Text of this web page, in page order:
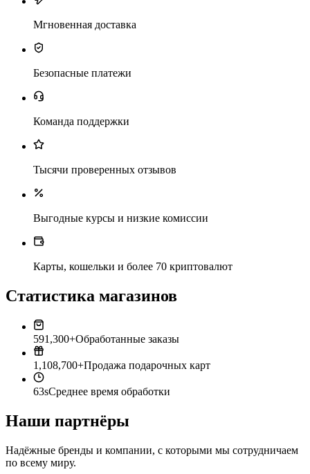
Мгновенная доставка
Безопасные платежи
Команда поддержки
Тысячи проверенных отзывов
Выгодные курсы и низкие комиссии
Карты, кошельки и более 70 криптовалют
Статистика магазинов
591,300+Обработанные заказы
1,108,700+Продажа подарочных карт
63sСреднее время обработки
Наши партнёры
Надёжные бренды и компании, с которыми мы сотрудничаем
по всему миру.